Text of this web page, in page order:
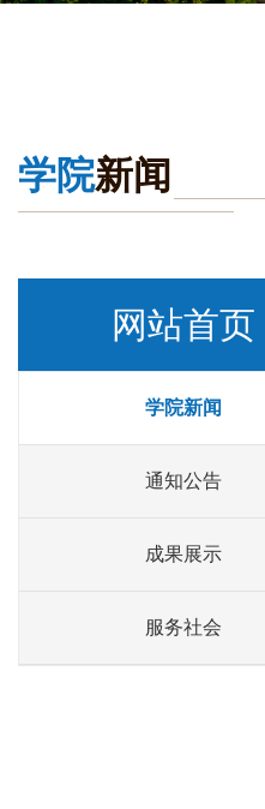
学院新闻
网站首页
学院新闻
通知公告
成果展示
服务社会